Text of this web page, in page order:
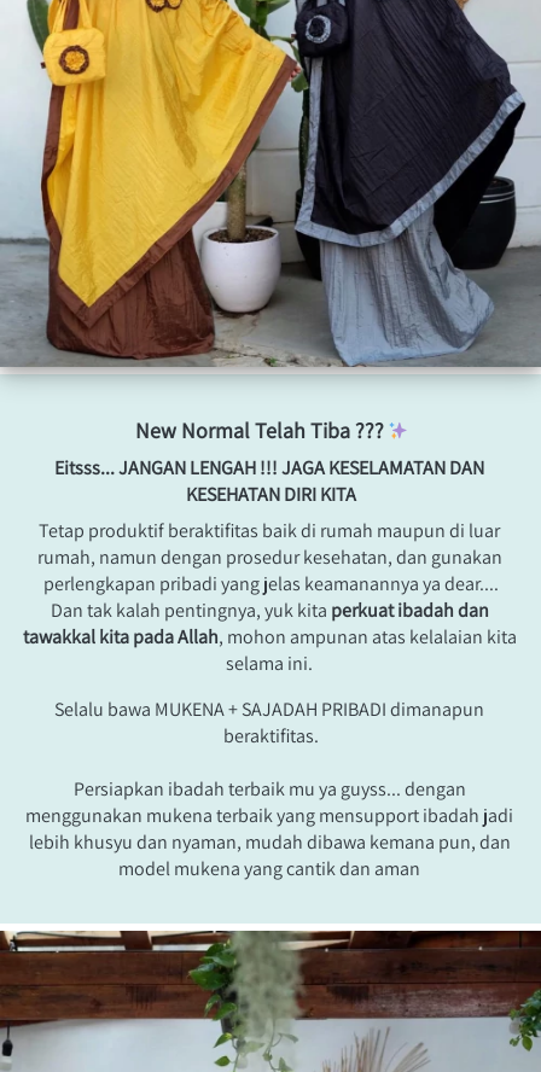
New Normal Telah Tiba ???
Eitsss... JANGAN LENGAH !!! JAGA KESELAMATAN DAN
KESEHATAN DIRI KITA
Tetap produktif beraktifitas baik di rumah maupun di luar
rumah, namun dengan prosedur kesehatan, dan gunakan
perlengkapan pribadi yang jelas keamanannya ya dear....
Dan tak kalah pentingnya, yuk kita perkuat ibadah dan
tawakkal kita pada Allah, mohon ampunan atas kelalaian kita
selama ini.
Selalu bawa MUKENA + SAJADAH PRIBADI dimanapun
beraktifitas.
Persiapkan ibadah terbaik mu ya guyss... dengan
menggunakan mukena terbaik yang mensupport ibadah jadi
lebih khusyu dan nyaman, mudah dibawa kemana pun, dan
model mukena yang cantik dan aman